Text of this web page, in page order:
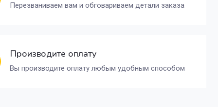
Перезваниваем вам и обговариваем детали заказа
Производите оплату
Вы производите оплату любым удобным способом